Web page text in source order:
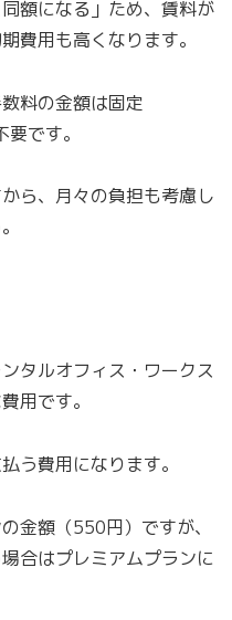
額になる」ため、賃料が
費用も高くなります。
料の金額は固定
です。
ら、月々の負担も考慮し
タルオフィス・ワークス
用です。
う費用になります。
金額（550円）ですが、
合はプレミアムプランに